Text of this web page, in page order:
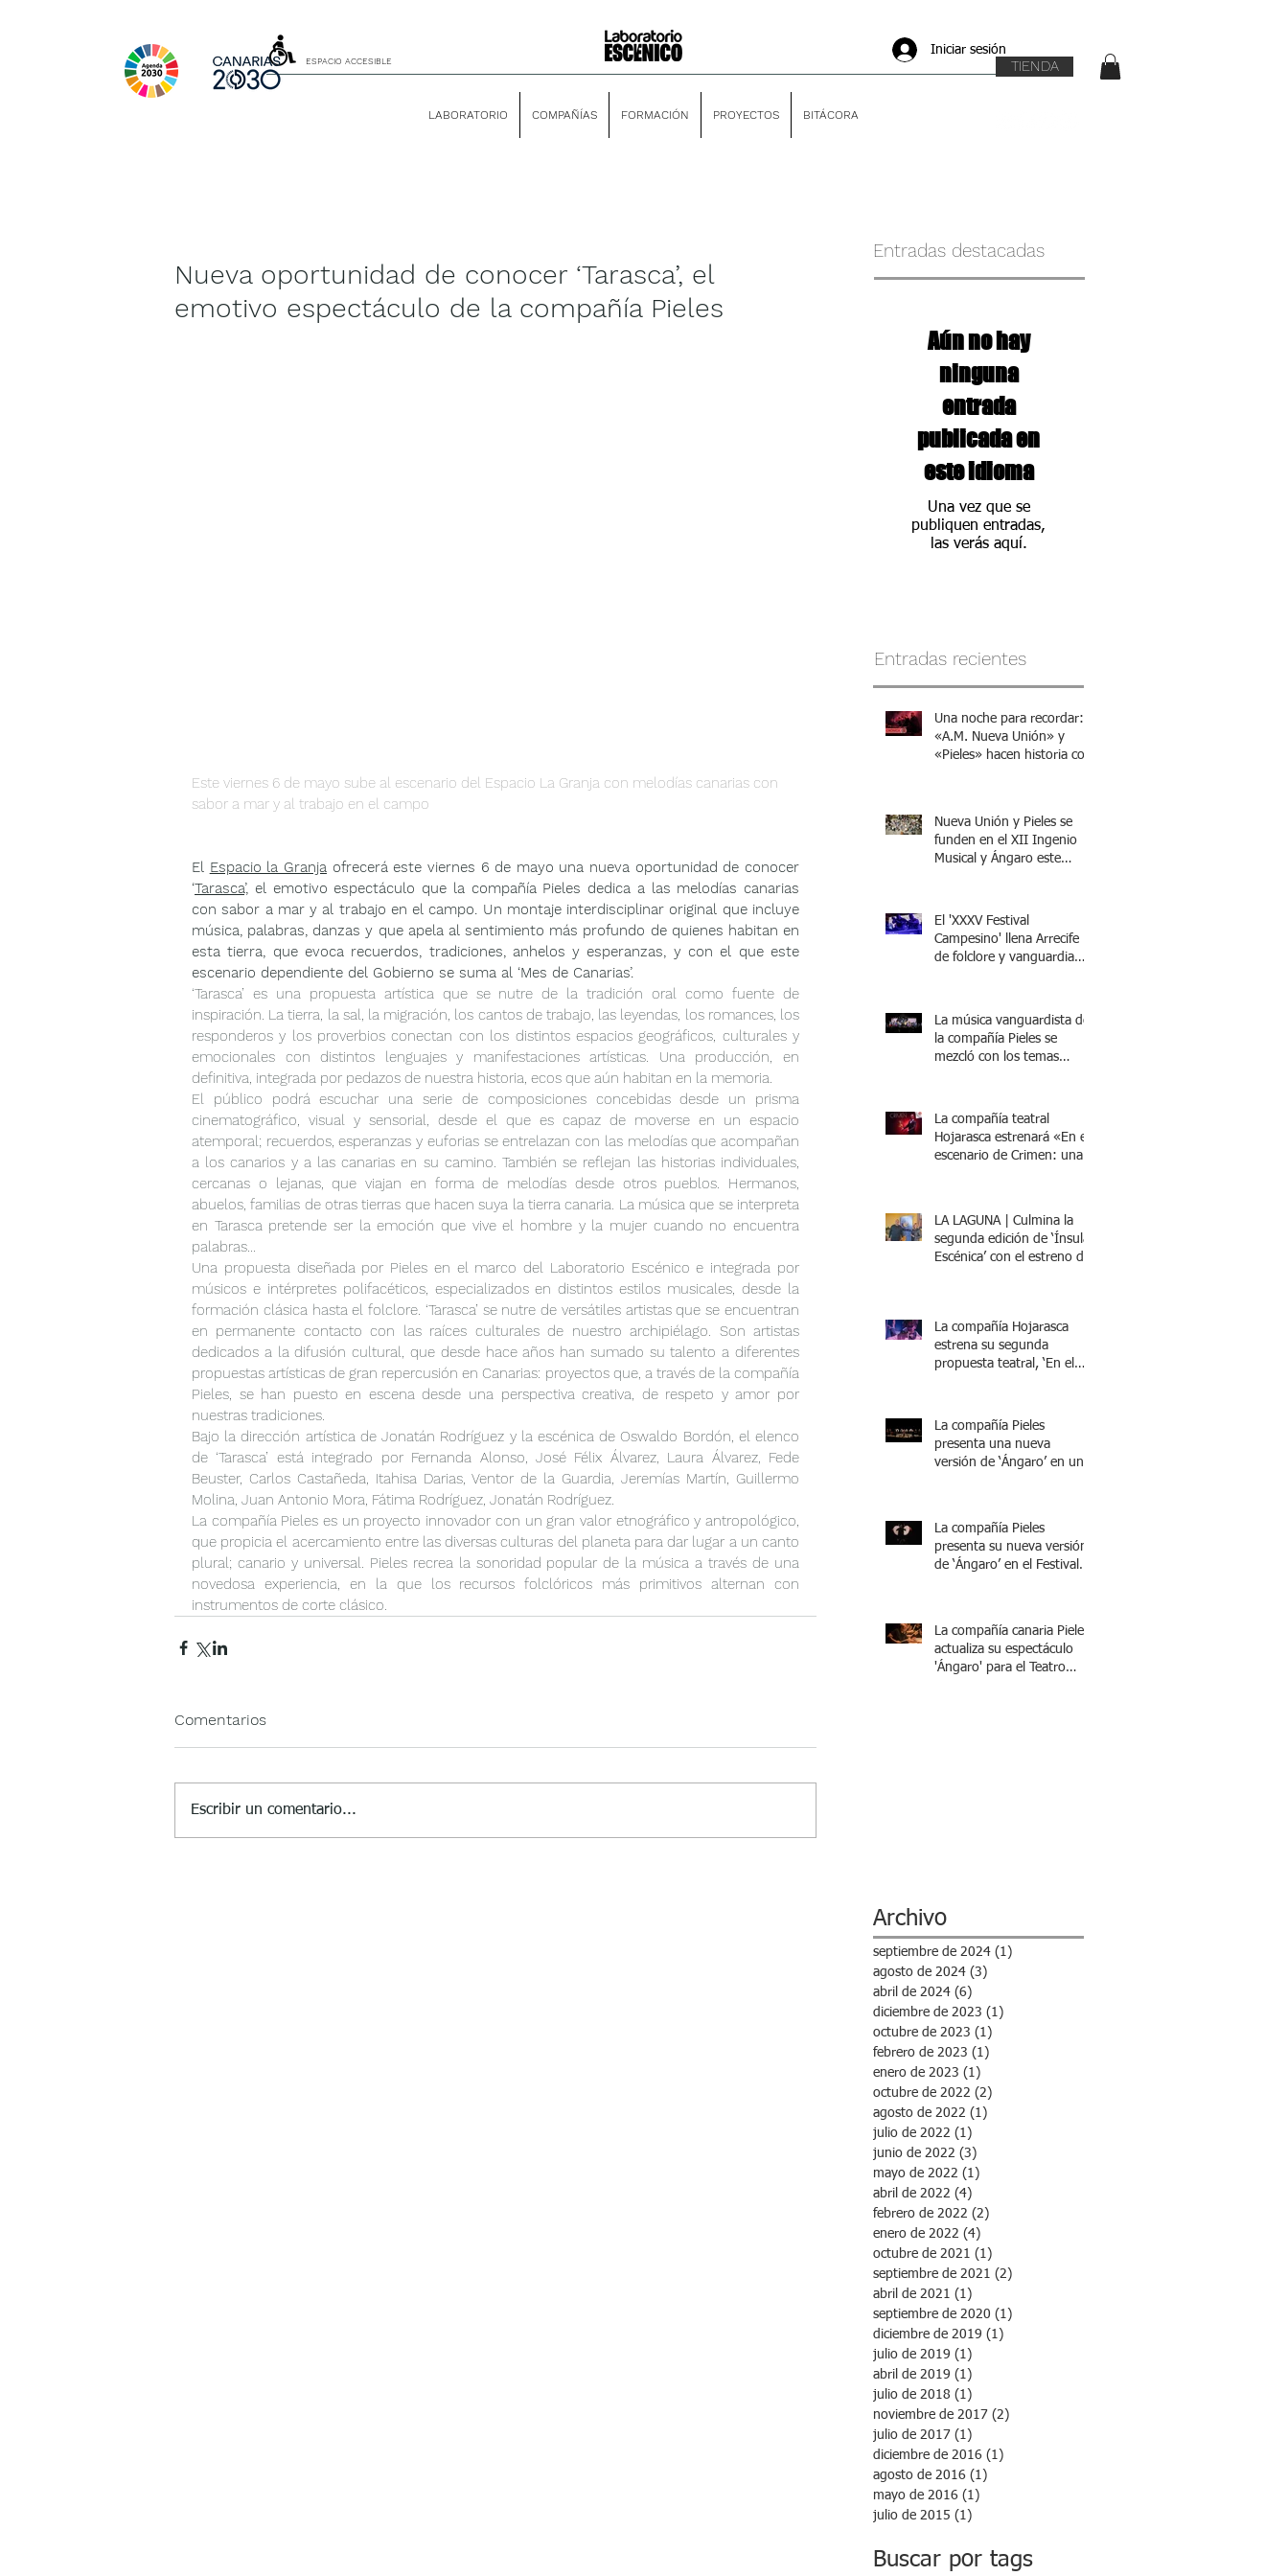
TIENDA
ESPACIO ACCESIBLE
Iniciar sesión
LABORATORIO COMPAÑÍAS FORMACIÓN PROYECTOS BITÁCORA
Nueva oportunidad de conocer ‘Tarasca’, el
emotivo espectáculo de la compañía Pieles
Este viernes 6 de mayo sube al escenario del Espacio La Granja con melodías canarias con
sabor a mar y al trabajo en el campo
El Espacio la Granja ofrecerá este viernes 6 de mayo una nueva oportunidad de conocer
‘Tarasca’, el emotivo espectáculo que la compañía Pieles dedica a las melodías canarias
con sabor a mar y al trabajo en el campo. Un montaje interdisciplinar original que incluye
música, palabras, danzas y que apela al sentimiento más profundo de quienes habitan en
esta tierra, que evoca recuerdos, tradiciones, anhelos y esperanzas, y con el que este
escenario dependiente del Gobierno se suma al ‘Mes de Canarias’.
‘Tarasca’ es una propuesta artística que se nutre de la tradición oral como fuente de
inspiración. La tierra, la sal, la migración, los cantos de trabajo, las leyendas, los romances, los
responderos y los proverbios conectan con los distintos espacios geográficos, culturales y
emocionales con distintos lenguajes y manifestaciones artísticas. Una producción, en
definitiva, integrada por pedazos de nuestra historia, ecos que aún habitan en la memoria.
El público podrá escuchar una serie de composiciones concebidas desde un prisma
cinematográfico, visual y sensorial, desde el que es capaz de moverse en un espacio
atemporal; recuerdos, esperanzas y euforias se entrelazan con las melodías que acompañan
a los canarios y a las canarias en su camino. También se reflejan las historias individuales,
cercanas o lejanas, que viajan en forma de melodías desde otros pueblos. Hermanos,
abuelos, familias de otras tierras que hacen suya la tierra canaria. La música que se interpreta
en Tarasca pretende ser la emoción que vive el hombre y la mujer cuando no encuentra
palabras…
Una propuesta diseñada por Pieles en el marco del Laboratorio Escénico e integrada por
músicos e intérpretes polifacéticos, especializados en distintos estilos musicales, desde la
formación clásica hasta el folclore. ‘Tarasca’ se nutre de versátiles artistas que se encuentran
en permanente contacto con las raíces culturales de nuestro archipiélago. Son artistas
dedicados a la difusión cultural, que desde hace años han sumado su talento a diferentes
propuestas artísticas de gran repercusión en Canarias: proyectos que, a través de la compañía
Pieles, se han puesto en escena desde una perspectiva creativa, de respeto y amor por
nuestras tradiciones.
Bajo la dirección artística de Jonatán Rodríguez y la escénica de Oswaldo Bordón, el elenco
de ‘Tarasca’ está integrado por Fernanda Alonso, José Félix Álvarez, Laura Álvarez, Fede
Beuster, Carlos Castañeda, Itahisa Darias, Ventor de la Guardia, Jeremías Martín, Guillermo
Molina, Juan Antonio Mora, Fátima Rodríguez, Jonatán Rodríguez.
La compañía Pieles es un proyecto innovador con un gran valor etnográfico y antropológico,
que propicia el acercamiento entre las diversas culturas del planeta para dar lugar a un canto
plural; canario y universal. Pieles recrea la sonoridad popular de la música a través de una
novedosa experiencia, en la que los recursos folclóricos más primitivos alternan con
instrumentos de corte clásico.
Comentarios
Escribir un comentario...
Entradas destacadas
Aún no hay
ninguna
entrada
publicada en
este idioma
Una vez que se
publiquen entradas,
las verás aquí.
Entradas recientes
Una noche para recordar:
«A.M. Nueva Unión» y
«Pieles» hacen historia con
Nueva Unión y Pieles se
funden en el XII Ingenio
Musical y Ángaro este
El 'XXXV Festival
Campesino' llena Arrecife
de folclore y vanguardia
La música vanguardista de
la compañía Pieles se
mezcló con los temas
un moderno espectáculo
visual marcado por la
fusión de la tradición y la
La compañía teatral
Hojarasca estrenará «En el
escenario de Crimen: una
LA LAGUNA | Culmina la
segunda edición de ‘Ínsula
Escénica’ con el estreno de
La compañía Hojarasca
estrena su segunda
propuesta teatral, ‘En el
La compañía Pieles
presenta una nueva
versión de ‘Ángaro’ en una
La compañía Pieles
presenta su nueva versión
de ‘Ángaro’ en el Festival
La compañía canaria Pieles
actualiza su espectáculo
'Ángaro' para el Teatro
Archivo
septiembre de 2024 (1)
agosto de 2024 (3)
abril de 2024 (6)
diciembre de 2023 (1)
octubre de 2023 (1)
febrero de 2023 (1)
enero de 2023 (1)
octubre de 2022 (2)
agosto de 2022 (1)
julio de 2022 (1)
junio de 2022 (3)
mayo de 2022 (1)
abril de 2022 (4)
febrero de 2022 (2)
enero de 2022 (4)
octubre de 2021 (1)
septiembre de 2021 (2)
abril de 2021 (1)
septiembre de 2020 (1)
diciembre de 2019 (1)
julio de 2019 (1)
abril de 2019 (1)
julio de 2018 (1)
noviembre de 2017 (2)
julio de 2017 (1)
diciembre de 2016 (1)
agosto de 2016 (1)
mayo de 2016 (1)
julio de 2015 (1)
Buscar por tags